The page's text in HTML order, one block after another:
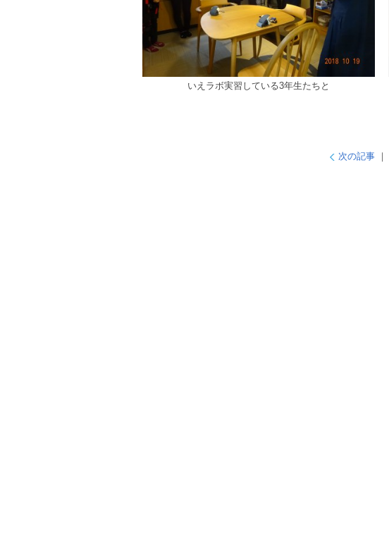
いえラボ実習している3年生たちと
次の記事｜